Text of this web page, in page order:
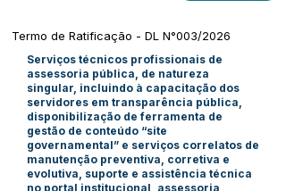
Termo de Ratificação - DL N°003/2026
Serviços técnicos profissionais de
assessoria pública, de natureza
singular, incluindo à capacitação dos
servidores em transparência pública,
disponibilização de ferramenta de
gestão de conteúdo “site
governamental” e serviços correlatos de
manutenção preventiva, corretiva e
evolutiva, suporte e assistência técnica
no portal institucional, assessoria